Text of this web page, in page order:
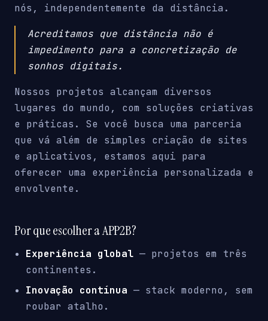
nós, independentemente da distância.
Acreditamos que distância não é
impedimento para a concretização de
sonhos digitais.
Nossos projetos alcançam diversos
lugares do mundo, com soluções criativas
e práticas. Se você busca uma parceria
que vá além de simples criação de sites
e aplicativos, estamos aqui para
oferecer uma experiência personalizada e
envolvente.
Por que escolher a APP2B?
Experiência global — projetos em três
continentes.
Inovação contínua — stack moderno, sem
roubar atalho.